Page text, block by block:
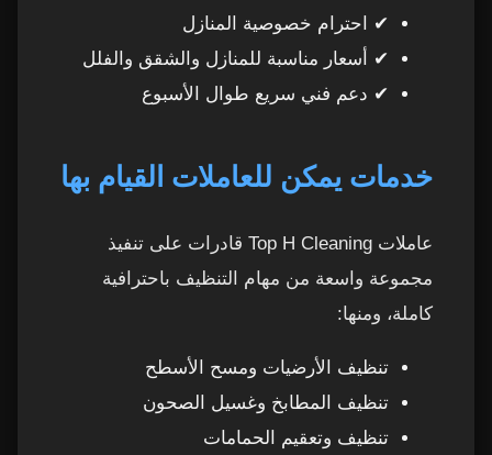
20 6. تغطية عامة لكل إمارة دبي
23 9. ماذا يميز Top H Cleaning عن بقية الشركات؟
عاملات تنظيف بالساعة في دبي – كيف نجعل
الخدمة أكثر فعالية داخل منزلك؟
✔ احترام خصوصية المنازل
✔ أسعار مناسبة للمنازل والشقق والفلل
✔ دعم فني سريع طوال الأسبوع
خدمات يمكن للعاملات القيام بها
عاملات Top H Cleaning قادرات على تنفيذ
مجموعة واسعة من مهام التنظيف باحترافية
كاملة، ومنها:
تنظيف الأرضيات ومسح الأسطح
تنظيف المطابخ وغسيل الصحون
تنظيف وتعقيم الحمامات